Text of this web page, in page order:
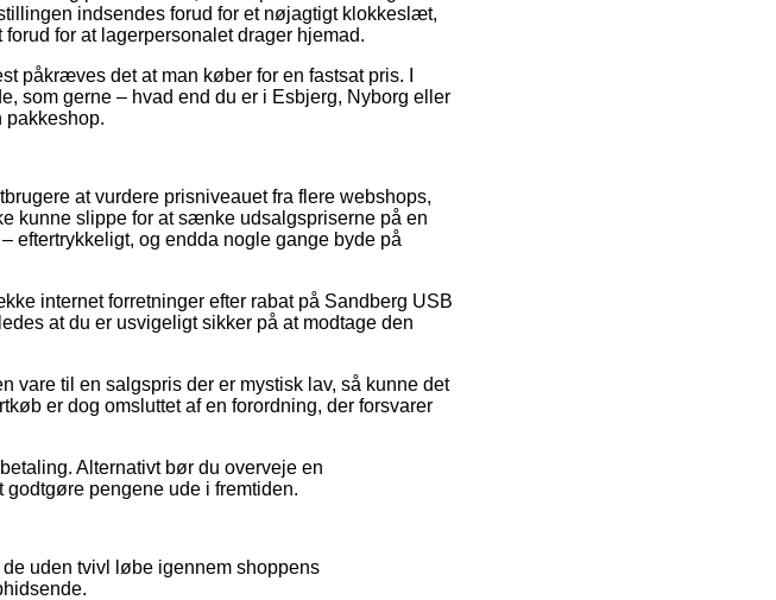
indsendes forud for et nøjagtigt klokkeslæt,
for at lagerpersonalet drager hjemad.
påkræves det at man køber for en fastsat pris. I
som gerne – hvad end du er i Esbjerg, Nyborg eller
pakkeshop.
at vurdere prisniveauet fra flere webshops,
kunne slippe for at sænke udsalgspriserne på en
eftertrykkeligt, og endda nogle gange byde på
internet forretninger efter rabat på Sandberg USB
at du er usvigeligt sikker på at modtage den
vare til en salgspris der er mystisk lav, så kunne det
er dog omsluttet af en forordning, der forsvarer
Alternativt bør du overveje en
pengene ude i fremtiden.
uden tvivl løbe igennem shoppens